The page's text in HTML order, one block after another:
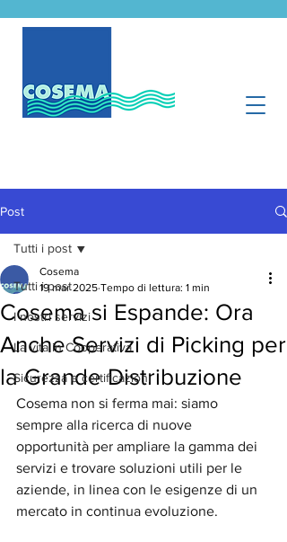
Post
Tutti i post
I nostri servizi
La vita in Cooperativa
Sicurezza e certificazioni
Tutti i post
Cosema si Espande: Ora
Anche Servizi di Picking per
la Grande Distribuzione
Cosema
19 mar 2025 Tempo di lettura: 1 min
Cosema non si ferma mai: siamo
sempre alla ricerca di nuove
opportunità per ampliare la gamma dei
servizi e trovare soluzioni utili per le
aziende, in linea con le esigenze di un
mercato in continua evoluzione.